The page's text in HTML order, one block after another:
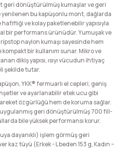
geri dönüştürülmüş kumaşlar ve geri
bu kapüşonlu mont, dağlarda
ve kolay paketlenebilir yapısıyla
bir performans ürünüdür. Yumuşak ve
naylon kumaşı sayesinde hem
bir kullanım sunar. Mikro ve
dikiş yapısı, ısıyı vücudun ihtiyaç
şekilde tutar.
YKK® fermuarlı el cepleri, geniş
ve ayarlanabilir etek ucu gibi
özgürlüğü hem de koruma sağlar.
uygulanmış geri dönüştürülmüş 700 fill-
bile yüksek performansı korur.
dayanıklı) işlem görmüş geri
tüyü (Erkek - L beden 153 g, Kadın –